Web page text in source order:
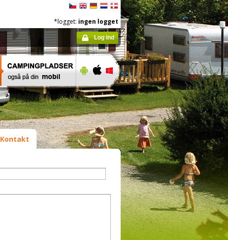
*logget: ingen logget
Log ind
Kontakt